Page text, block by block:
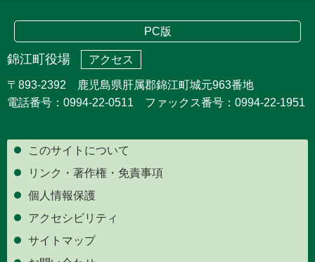
PC版
錦江町役場 アクセス
〒893-2392 鹿児島県肝属郡錦江町城元963番地
電話番号：0994-22-0511 ファックス番号：0994-22-1951
このサイトについて
リンク・著作権・免責事項
個人情報保護
アクセシビリティ
サイトマップ